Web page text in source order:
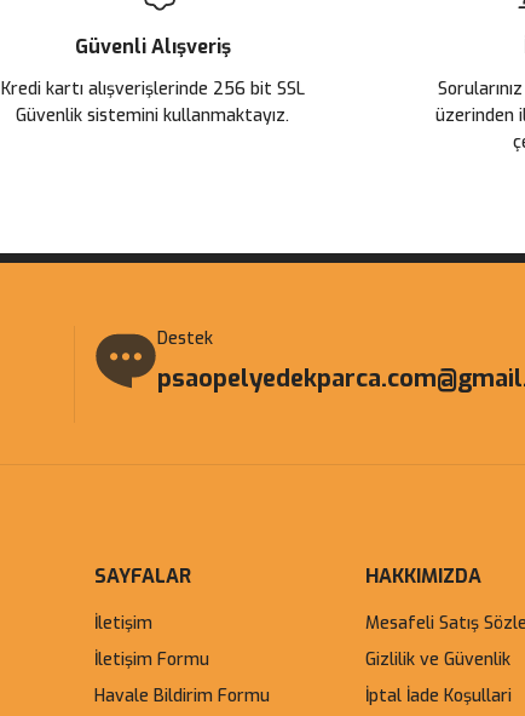
Güvenli Alışveriş
Kredi kartı alışverişlerinde 256 bit SSL
Güvenlik sistemini kullanmaktayız.
üzerinden
Destek
SAYFALAR
İletişim
İletişim Formu
Havale Bildirim Formu
HAKKIMIZDA
Mesafeli Satış
Gizlilik ve Güvenlik
İptal İade Koşullari